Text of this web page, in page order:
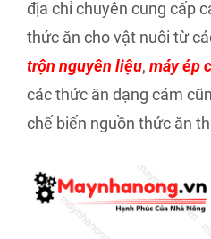
địa chỉ chuyên cung cấp
thức ăn cho vật nuôi từ
trộn nguyên liệu, máy ép
các thức ăn dạng cám
chế biến nguồn thức ăn